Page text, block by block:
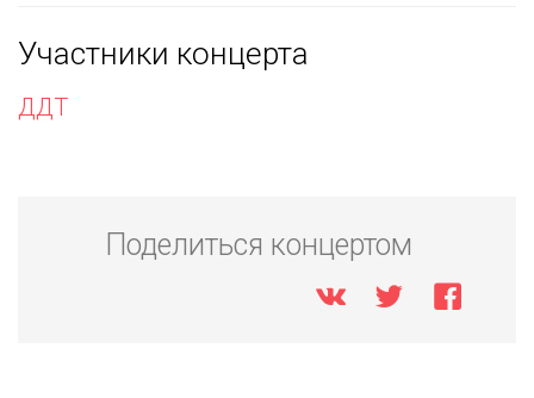
Участники концерта
ДДТ
Поделиться концертом